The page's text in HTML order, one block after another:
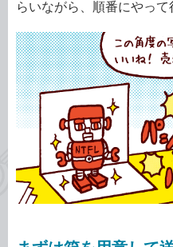
らいながら、順番にやって